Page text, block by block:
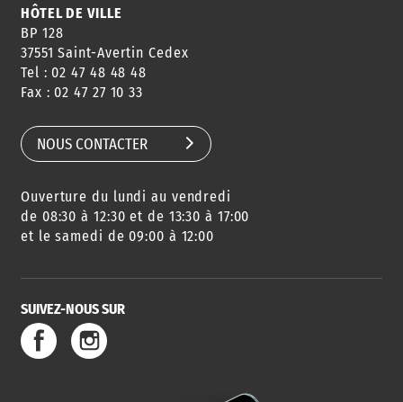
CONSEILS
DE QUARTIER
AGENDA
DES SORTIES
URBANISME
SERVICE
DE L'EAU
HÔTEL DE VILLE
BP 128
37551 Saint-Avertin Cedex
Tel : 02 47 48 48 48
Fax : 02 47 27 10 33
NOUS CONTACTER
Ouverture du lundi au vendredi
de 08:30 à 12:30 et de 13:30 à 17:00
et le samedi de 09:00 à 12:00
SUIVEZ-NOUS SUR